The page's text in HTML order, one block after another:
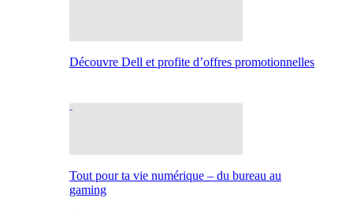
Découvre Dell et profite d’offres promotionnelles
Tout pour ta vie numérique – du bureau au
gaming